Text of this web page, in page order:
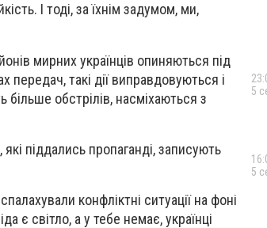
І тоді, за їхнім задумом, ми,
мирних українців опиняються під
передач, такі дії виправдовуються і
обстрілів, насміхаються з
піддались пропаганді, записують
конфліктні ситуації на фоні
є світло, а у тебе немає, українці
5
5